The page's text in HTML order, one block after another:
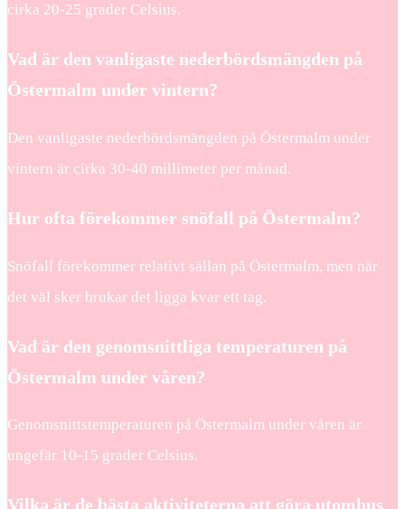
cirka 20-25 grader Celsius.
Vad är den vanligaste nederbördsmängden på
Östermalm under vintern?
Den vanligaste nederbördsmängden på Östermalm under
vintern är cirka 30-40 millimeter per månad.
Hur ofta förekommer snöfall på Östermalm?
Snöfall förekommer relativt sällan på Östermalm, men när
det väl sker brukar det ligga kvar ett tag.
Vad är den genomsnittliga temperaturen på
Östermalm under våren?
Genomsnittstemperaturen på Östermalm under våren är
ungefär 10-15 grader Celsius.
Vilka är de bästa aktiviteterna att göra utomhus